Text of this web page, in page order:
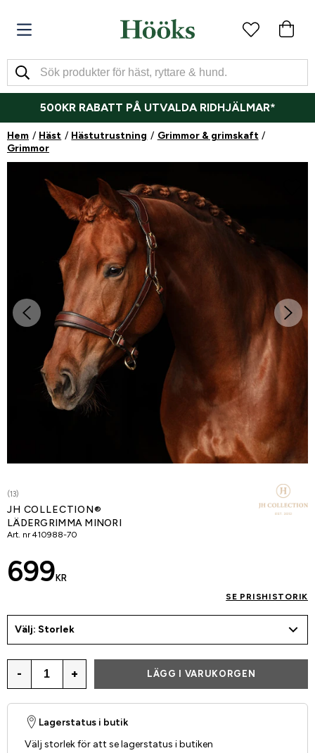
500KR RABATT PÅ UTVALDA RIDHJÄLMAR*
Hem Häst Hästutrustning
Grimmor & grimskaft
Grimmor
(13)
JH COLLECTION®
LÄDERGRIMMA MINORI
Art. nr 410988-70
699 KR
SE PRISHISTORIK
Välj: Storlek
- + LÄGG I VARUKORGEN
Lagerstatus i butik
Välj storlek för att se lagerstatus i butiken